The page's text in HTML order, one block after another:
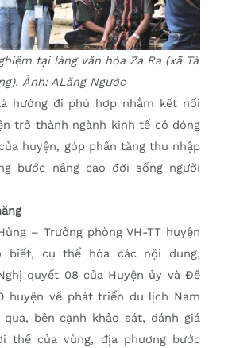
tại làng văn hóa Za Ra (xã Tà
Ảnh: ALăng Ngước
hướng đi phù hợp nhằm kết nối
trở thành ngành kinh tế có đóng
huyện, góp phần tăng thu nhập
bước nâng cao đời sống người
– Trưởng phòng VH-TT huyện
biết, cụ thể hóa các nội dung,
quyết 08 của Huyện ủy và Đề
huyện về phát triển du lịch Nam
qua, bên cạnh khảo sát, đánh giá
thế của vùng, địa phương bước